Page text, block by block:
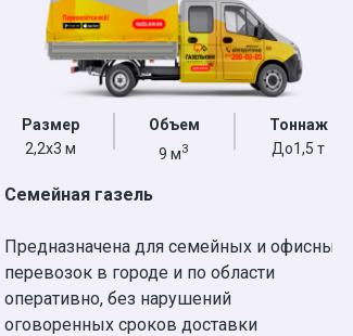
Размер
2,2х3 м
Объем
9 м3
Тоннаж
До1,5 т
Семейная газель
Предназначена для семейных и офисных
перевозок в городе и по области
оперативно, без нарушений
оговоренных сроков доставки